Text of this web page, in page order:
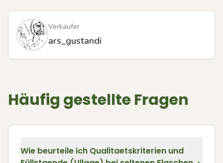
Verkäufer
ars_gustandi
Häufig gestellte Fragen
Wie beurteile ich Qualitaetskriterien und